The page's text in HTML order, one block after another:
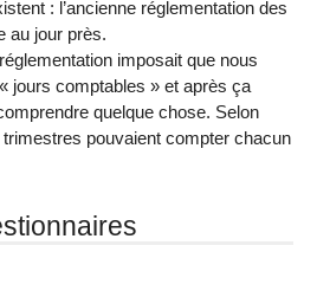
: l’ancienne réglementation des
au jour près.
imposait que nous
jours comptables » et après ça
quelque chose. Selon
pouvaient compter chacun